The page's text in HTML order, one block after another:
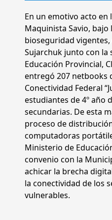
En un emotivo acto en
Maquinista Savio,
bioseguridad
Sujarchuk junto con la
Educación Provincial,
entregó 207 netbooks
Conectividad Federal
estudiantes de 4º año
secundarias. De esta
proceso de
computadoras
Ministerio de
convenio con la
achicar la brecha
la conectividad de los
vulnerables.